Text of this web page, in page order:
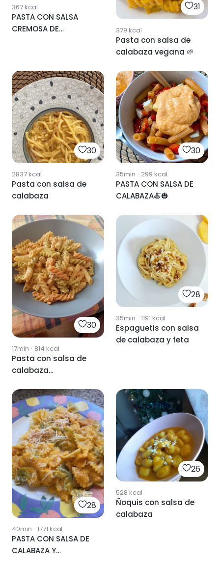
367kcal
PASTA CON SALSA
CREMOSA DE
31
379 kcal
Pasta con salsa de
calabaza vegana 🌱
30
2837kcal
Pasta con salsa de
calabaza
30
35min · 299 kcal
PASTA CON SALSA DE
CALABAZA🍝🎃
30
17min · 814 kcal
Pasta con salsa de
calabaza
28
35min · 1191 kcal
Espaguetis con salsa
de calabaza y feta
28
40min · 1771 kcal
PASTA CON SALSA DE
CALABAZA Y
26
528 kcal
Ñoquis con salsa de
calabaza